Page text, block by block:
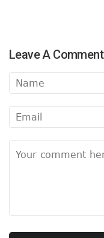
Leave A Comment